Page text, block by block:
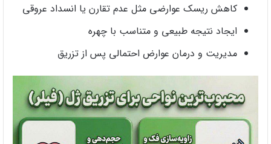
کاهش ریسک عوارضی مثل عدم تقارن یا انسداد عروقی
ایجاد نتیجه طبیعی و متناسب با چهره
مدیریت و درمان عوارض احتمالی پس از تزریق